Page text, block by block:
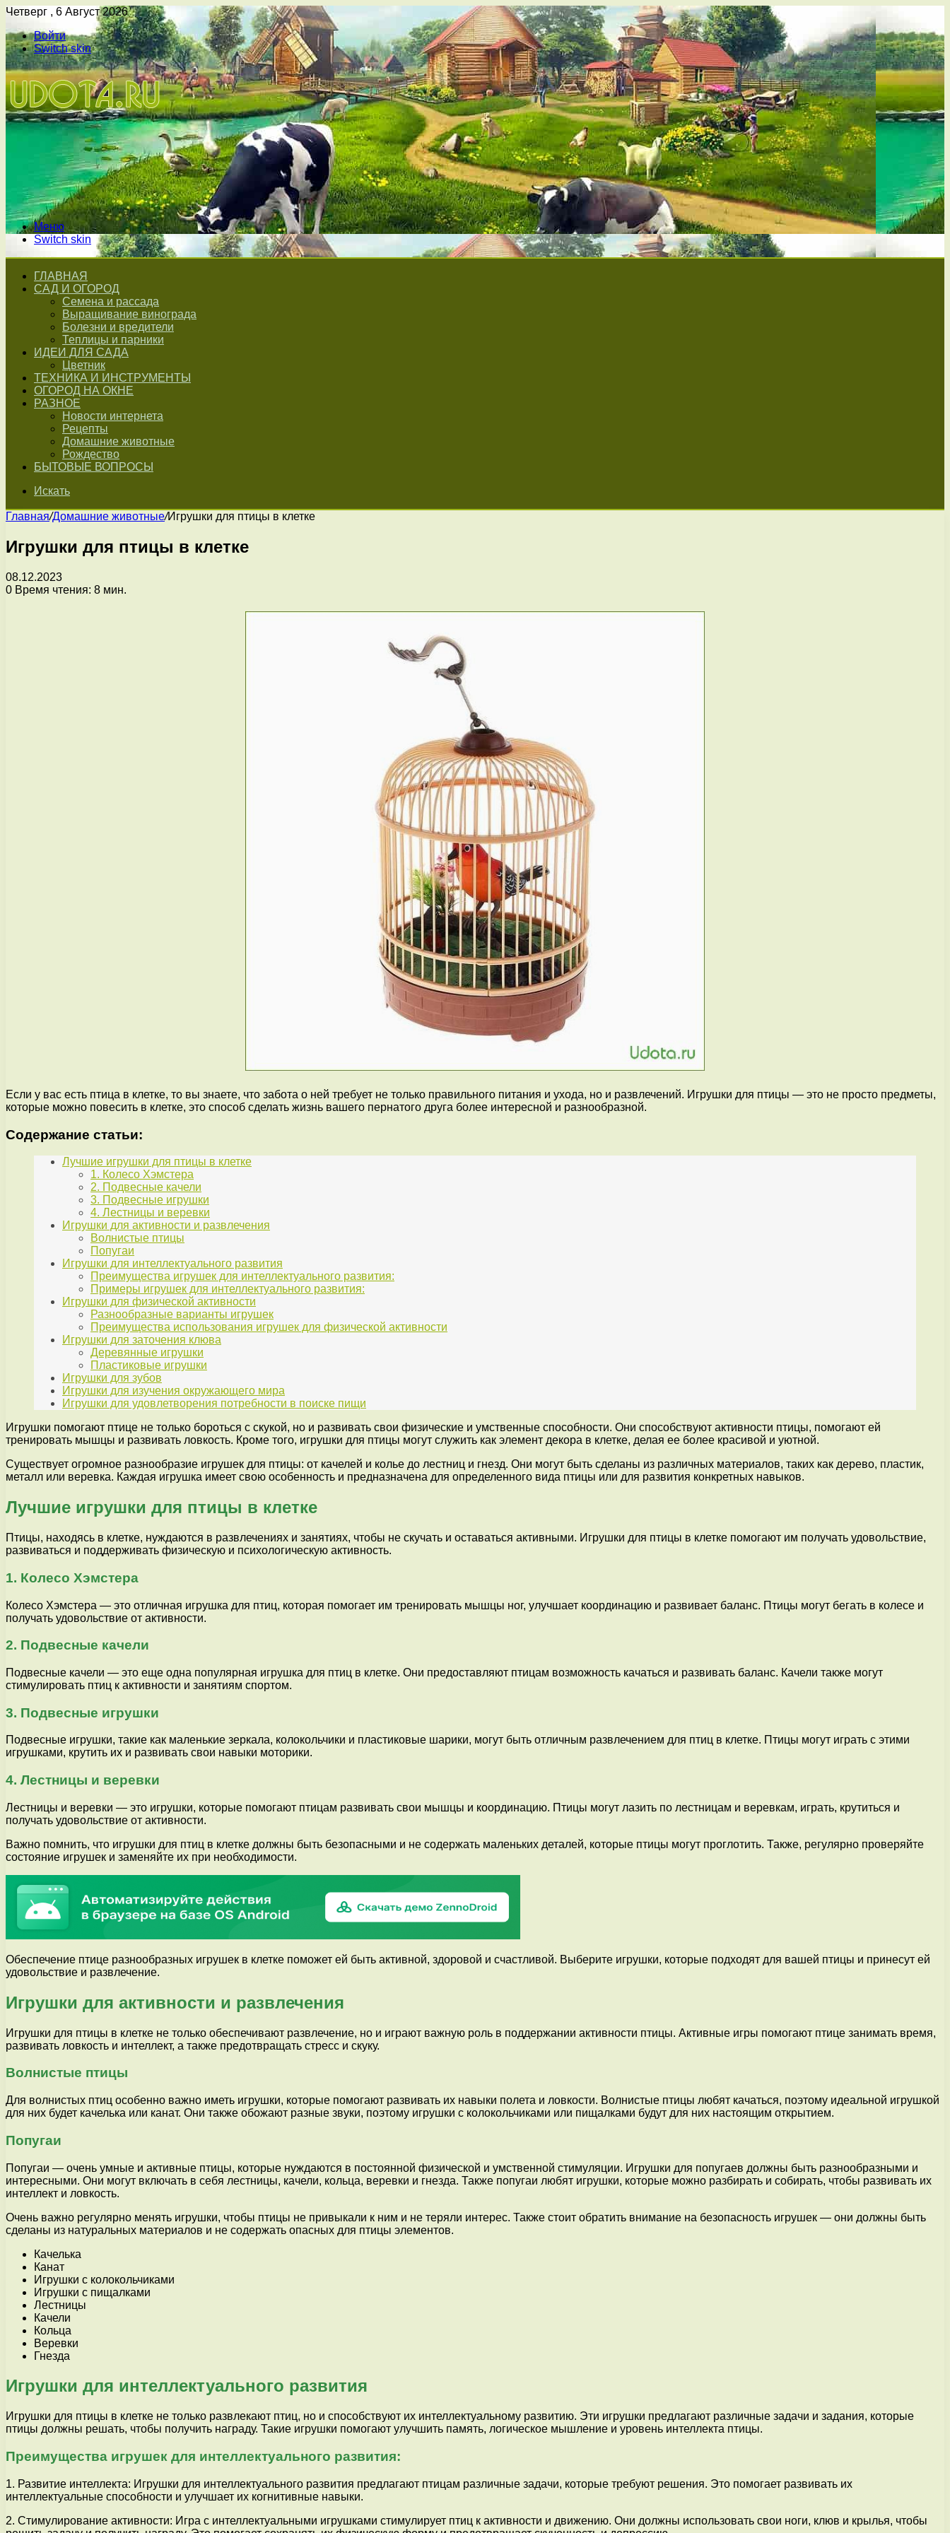
Четверг , 6 Август 2026
Войти
Switch skin
Меню
Switch skin
ГЛАВНАЯ
САД И ОГОРОД
Семена и рассада
Выращивание винограда
Болезни и вредители
Теплицы и парники
ИДЕИ ДЛЯ САДА
Цветник
ТЕХНИКА И ИНСТРУМЕНТЫ
ОГОРОД НА ОКНЕ
РАЗНОЕ
Новости интернета
Рецепты
Домашние животные
Рождество
БЫТОВЫЕ ВОПРОСЫ
Искать
Главная/Домашние животные/Игрушки для птицы в клетке
Игрушки для птицы в клетке
08.12.2023
0 Время чтения: 8 мин.
Если у вас есть птица в клетке, то вы знаете, что забота о ней требует не только правильного питания и ухода, но и развлечений. Игрушки для птицы — это не просто предметы,
которые можно повесить в клетке, это способ сделать жизнь вашего пернатого друга более интересной и разнообразной.
Содержание статьи:
Лучшие игрушки для птицы в клетке
1. Колесо Хэмстера
2. Подвесные качели
3. Подвесные игрушки
4. Лестницы и веревки
Игрушки для активности и развлечения
Волнистые птицы
Попугаи
Игрушки для интеллектуального развития
Преимущества игрушек для интеллектуального развития:
Примеры игрушек для интеллектуального развития:
Игрушки для физической активности
Разнообразные варианты игрушек
Преимущества использования игрушек для физической активности
Игрушки для заточения клюва
Деревянные игрушки
Пластиковые игрушки
Игрушки для зубов
Игрушки для изучения окружающего мира
Игрушки для удовлетворения потребности в поиске пищи
Игрушки помогают птице не только бороться с скукой, но и развивать свои физические и умственные способности. Они способствуют активности птицы, помогают ей
тренировать мышцы и развивать ловкость. Кроме того, игрушки для птицы могут служить как элемент декора в клетке, делая ее более красивой и уютной.
Существует огромное разнообразие игрушек для птицы: от качелей и колье до лестниц и гнезд. Они могут быть сделаны из различных материалов, таких как дерево, пластик,
металл или веревка. Каждая игрушка имеет свою особенность и предназначена для определенного вида птицы или для развития конкретных навыков.
Лучшие игрушки для птицы в клетке
Птицы, находясь в клетке, нуждаются в развлечениях и занятиях, чтобы не скучать и оставаться активными. Игрушки для птицы в клетке помогают им получать удовольствие,
развиваться и поддерживать физическую и психологическую активность.
1. Колесо Хэмстера
Колесо Хэмстера — это отличная игрушка для птиц, которая помогает им тренировать мышцы ног, улучшает координацию и развивает баланс. Птицы могут бегать в колесе и
получать удовольствие от активности.
2. Подвесные качели
Подвесные качели — это еще одна популярная игрушка для птиц в клетке. Они предоставляют птицам возможность качаться и развивать баланс. Качели также могут
стимулировать птиц к активности и занятиям спортом.
3. Подвесные игрушки
Подвесные игрушки, такие как маленькие зеркала, колокольчики и пластиковые шарики, могут быть отличным развлечением для птиц в клетке. Птицы могут играть с этими
игрушками, крутить их и развивать свои навыки моторики.
4. Лестницы и веревки
Лестницы и веревки — это игрушки, которые помогают птицам развивать свои мышцы и координацию. Птицы могут лазить по лестницам и веревкам, играть, крутиться и
получать удовольствие от активности.
Важно помнить, что игрушки для птиц в клетке должны быть безопасными и не содержать маленьких деталей, которые птицы могут проглотить. Также, регулярно проверяйте
состояние игрушек и заменяйте их при необходимости.
Обеспечение птице разнообразных игрушек в клетке поможет ей быть активной, здоровой и счастливой. Выберите игрушки, которые подходят для вашей птицы и принесут ей
удовольствие и развлечение.
Игрушки для активности и развлечения
Игрушки для птицы в клетке не только обеспечивают развлечение, но и играют важную роль в поддержании активности птицы. Активные игры помогают птице занимать время,
развивать ловкость и интеллект, а также предотвращать стресс и скуку.
Волнистые птицы
Для волнистых птиц особенно важно иметь игрушки, которые помогают развивать их навыки полета и ловкости. Волнистые птицы любят качаться, поэтому идеальной игрушкой
для них будет качелька или канат. Они также обожают разные звуки, поэтому игрушки с колокольчиками или пищалками будут для них настоящим открытием.
Попугаи
Попугаи — очень умные и активные птицы, которые нуждаются в постоянной физической и умственной стимуляции. Игрушки для попугаев должны быть разнообразными и
интересными. Они могут включать в себя лестницы, качели, кольца, веревки и гнезда. Также попугаи любят игрушки, которые можно разбирать и собирать, чтобы развивать их
интеллект и ловкость.
Очень важно регулярно менять игрушки, чтобы птицы не привыкали к ним и не теряли интерес. Также стоит обратить внимание на безопасность игрушек — они должны быть
сделаны из натуральных материалов и не содержать опасных для птицы элементов.
Качелька
Канат
Игрушки с колокольчиками
Игрушки с пищалками
Лестницы
Качели
Кольца
Веревки
Гнезда
Игрушки для интеллектуального развития
Игрушки для птицы в клетке не только развлекают птиц, но и способствуют их интеллектуальному развитию. Эти игрушки предлагают различные задачи и задания, которые
птицы должны решать, чтобы получить награду. Такие игрушки помогают улучшить память, логическое мышление и уровень интеллекта птицы.
Преимущества игрушек для интеллектуального развития:
1. Развитие интеллекта: Игрушки для интеллектуального развития предлагают птицам различные задачи, которые требуют решения. Это помогает развивать их
интеллектуальные способности и улучшает их когнитивные навыки.
2. Стимулирование активности: Игра с интеллектуальными игрушками стимулирует птиц к активности и движению. Они должны использовать свои ноги, клюв и крылья, чтобы